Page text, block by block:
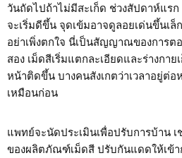
วันถัดไปถ้าไม่มีสะเก็ด ช่วงสัปดาห์แร
จะเริ่มดีขึ้น จุดเข้มอาจดูลอยเด่นขึ้นเ
อย่าเพิ่งตกใจ นี่เป็นสัญญาณของการต
สอง เม็ดสีเริ่มแตกละเอียดและร่างกา
หน้าติดขึ้น บางคนสังเกตว่าเวลาอยู่ต่อ
เหมือนก่อน
แพทย์จะนัดประเมินเพื่อปรับการบ้าน
ของผลิตภัณฑ์เม็ดสี ปรับกันแดดให้เข้